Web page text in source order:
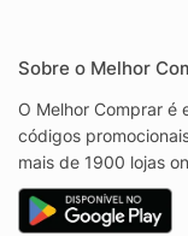
Sobre o Melhor
O Melhor Comprar é
códigos
mais de 1900 lojas